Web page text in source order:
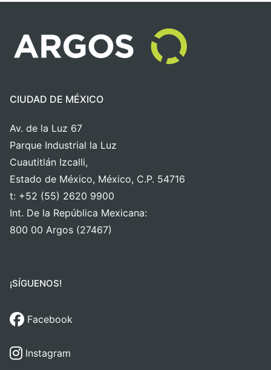
CIUDAD DE MÉXICO
Av. de la Luz 67
Parque Industrial la Luz
Cuautitlán Izcalli,
Estado de México, México, C.P. 54716
t: +52 (55) 2620 9900
Int. De la República Mexicana:
800 00 Argos (27467)
¡SÍGUENOS!
Facebook
Instagram